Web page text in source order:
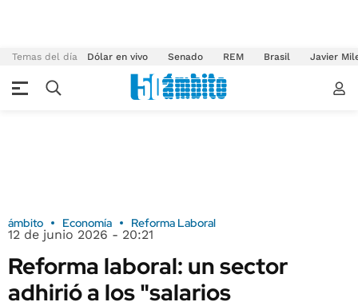
Temas del día Dólar en vivo Senado REM Brasil Javier
ámbito Economía Reforma Laboral
12 de junio 2026 - 20:21
Reforma laboral: un sector
adhirió a los "salarios